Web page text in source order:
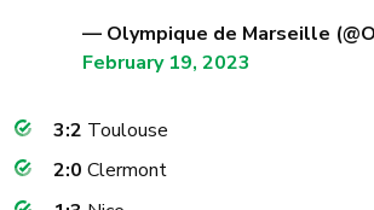
— Olympique de Marseille
February 19, 2023
3:2 Toulouse
2:0 Clermont